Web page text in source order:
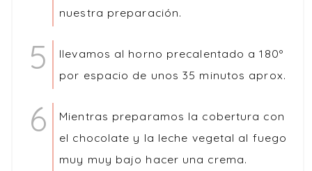
nuestra preparación.
llevamos al horno precalentado a 180º
por espacio de unos 35 minutos aprox.
Mientras preparamos la cobertura con
el chocolate y la leche vegetal al fuego
muy muy bajo hacer una crema.